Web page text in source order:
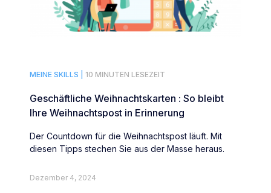
MEINE SKILLS | 10 MINUTEN LESEZEIT
Geschäftliche Weihnachtskarten : So bleibt
Ihre Weihnachtspost in Erinnerung
Der Countdown für die Weihnachtspost läuft. Mit
diesen Tipps stechen Sie aus der Masse heraus.
Dezember 4, 2024